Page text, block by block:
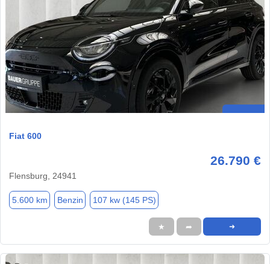
Fiat 600
26.790 €
Flensburg, 24941
5.600 km Benzin 107 kw (145 PS)
★ ➦ ➜